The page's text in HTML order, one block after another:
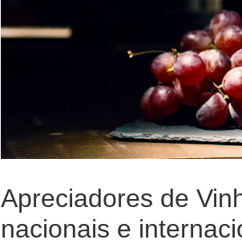
Apreciadores de
nacionais e